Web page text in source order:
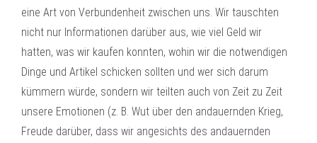
eine Art von Verbundenheit zwischen uns. Wir tauschten
nicht nur Informationen darüber aus, wie viel Geld wir
hatten, was wir kaufen konnten, wohin wir die notwendigen
Dinge und Artikel schicken sollten und wer sich darum
kümmern würde, sondern wir teilten auch von Zeit zu Zeit
unsere Emotionen (z. B. Wut über den andauernden Krieg,
Freude darüber, dass wir angesichts des andauernden